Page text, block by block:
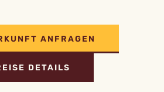
ANFRAGEN
DETAILS